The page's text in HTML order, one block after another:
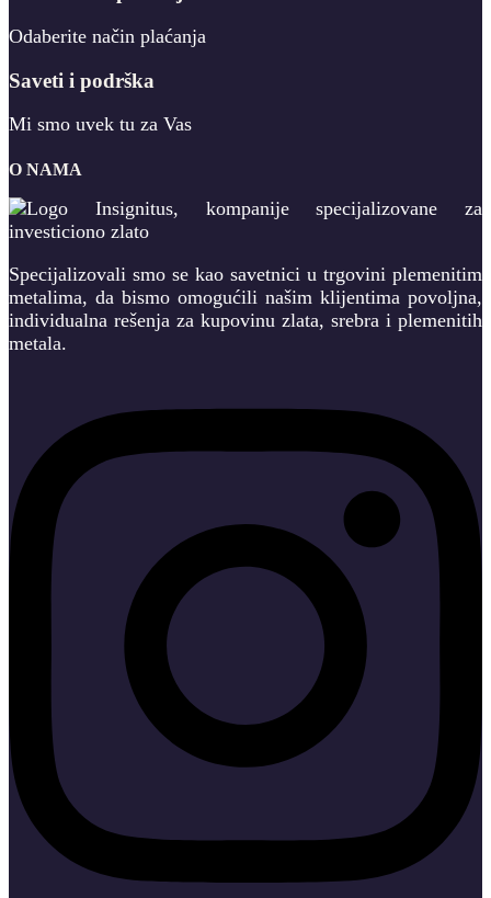
Odaberite način plaćanja
Saveti i podrška
Mi smo uvek tu za Vas
O NAMA
Specijalizovali smo se kao savetnici u trgovini plemenitim
metalima, da bismo omogućili našim klijentima povoljna,
individualna rešenja za kupovinu zlata, srebra i plemenitih
metala.